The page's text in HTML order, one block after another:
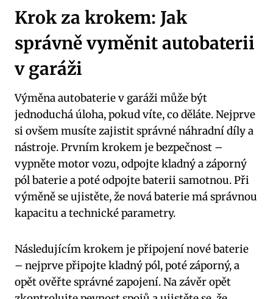
Krok za krokem: Jak
správně vyměnit autobaterii
v garáži
Výměna autobaterie v garáži může být
jednoduchá úloha, pokud víte, co děláte. Nejprve
si ovšem musíte zajistit správné náhradní díly a
nástroje. Prvním krokem je bezpečnost –
vypněte motor vozu, odpojte kladný a záporný
pól baterie a poté odpojte baterii samotnou. Při
výměně se ujistěte, že nová baterie má správnou
kapacitu a technické parametry.
Následujícím krokem je připojení nové baterie
– nejprve připojte kladný pól, poté záporný, a
opět ověřte správné zapojení. Na závěr opět